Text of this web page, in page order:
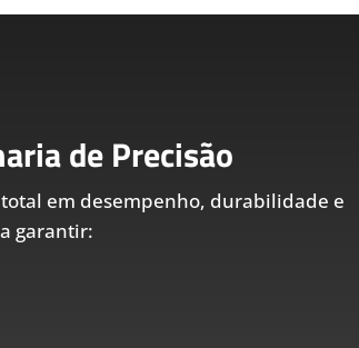
de Precisão
em desempenho, durabilidade e
garantir: